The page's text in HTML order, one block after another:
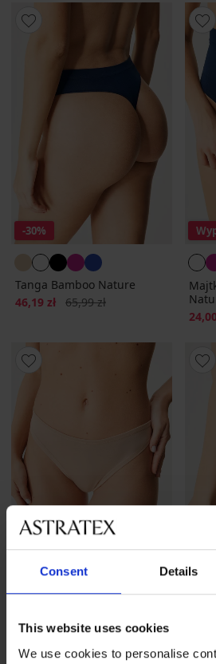
Consent Details
This website uses cookies
We use cookies to personalise
-30%
Tanga Bamboo Nature
Zniżka
46,19 zł Pierwotna cena
65,99 zł
Wyprzedaż -70%
2PACK Tanga Bamboo Mina
-30%